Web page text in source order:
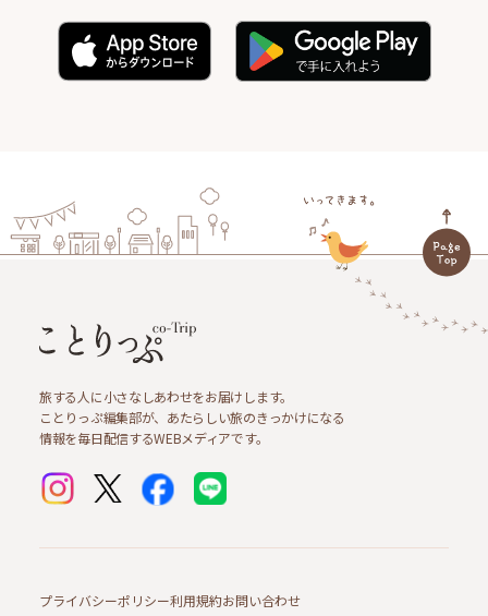
旅する人に小さなしあわせをお届けします。
ことりっぷ編集部が、あたらしい旅のきっかけになる
情報を毎日配信するWEBメディアです。
プライバシーポリシー利用規約お問い合わせ